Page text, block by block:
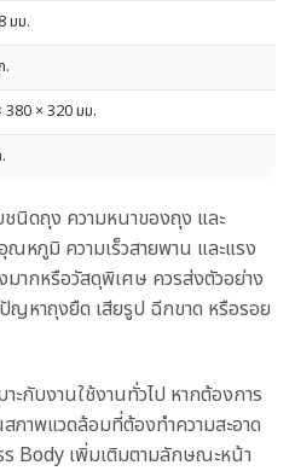
มม.
.
380 × 320 มม.
นิดถุง ความหนาของถุง และ
หภูมิ ความเร็วสายพาน และแรง
มากหรือวัสดุพิเศษ ควรส่งตัวอย่าง
หาถุงยืด เสียรูป ฉีกขาด หรือรอย
ะกับงานใช้งานทั่วไป หากต้องการ
ภาพแวดล้อมที่ต้องทำความสะอาด
Body เพิ่มเติมตามลักษณะหน้า